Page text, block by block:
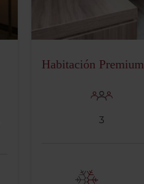
Habitación Premium
3